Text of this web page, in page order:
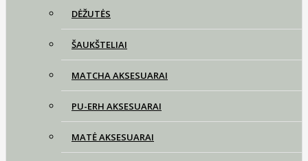
DĖŽUTĖS
ŠAUKŠTELIAI
MATCHA AKSESUARAI
PU-ERH AKSESUARAI
MATĖ AKSESUARAI